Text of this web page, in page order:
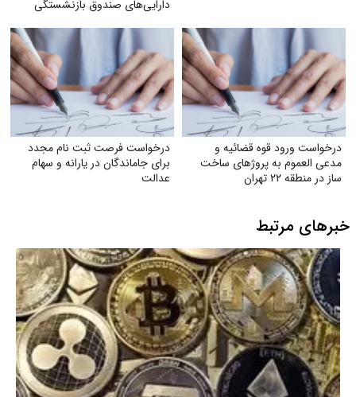
دارایی‌های صندوق بازنشستگی
تحقق مطالبات و بهبود معیشت
بازنشستگان»
درخواست ورود قوه قضائیه و
مدعی العموم به پروژهای ساخت
ساز در منطقه ۲۲ تهران
درخواست فرصت ثبت‌ نام مجدد
برای جاماندگان در یارانه و سهام
عدالت
خبرهای مرتبط